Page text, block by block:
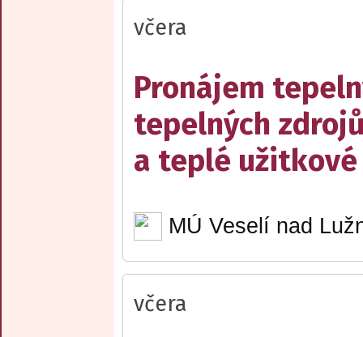
včera
Pronájem
tepelných
a teplé užitkové
MÚ Veselí nad
včera